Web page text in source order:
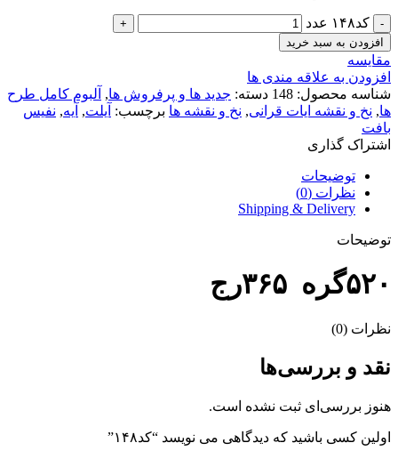
کد۱۴۸ عدد
افزودن به سبد خرید
مقایسه
افزودن به علاقه مندی ها
شناسه محصول: 148 دسته: جدید ها و پرفروش ها, آلبوم کامل طرح
ها, نخ و نقشه ایات قرانی, نخ و نقشه ها برچسب: آیلت, آیه, نفیس
بافت
اشتراک گذاری
توضیحات
نظرات (0)
Shipping & Delivery
توضیحات
۵۲۰گره ۳۶۵رج
نظرات (0)
نقد و بررسی‌ها
هنوز بررسی‌ای ثبت نشده است.
اولین کسی باشید که دیدگاهی می نویسد “کد۱۴۸”